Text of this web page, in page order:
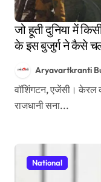
जो हूती दुनिया में
के इस बुजुर्ग ने कैसे
Aryavartkranti
वॉशिंगटन, एजेंसी। केरल की नर्स निमिषा प्रिया को 16 जुलाई को यमन की
राजधानी सना...
National